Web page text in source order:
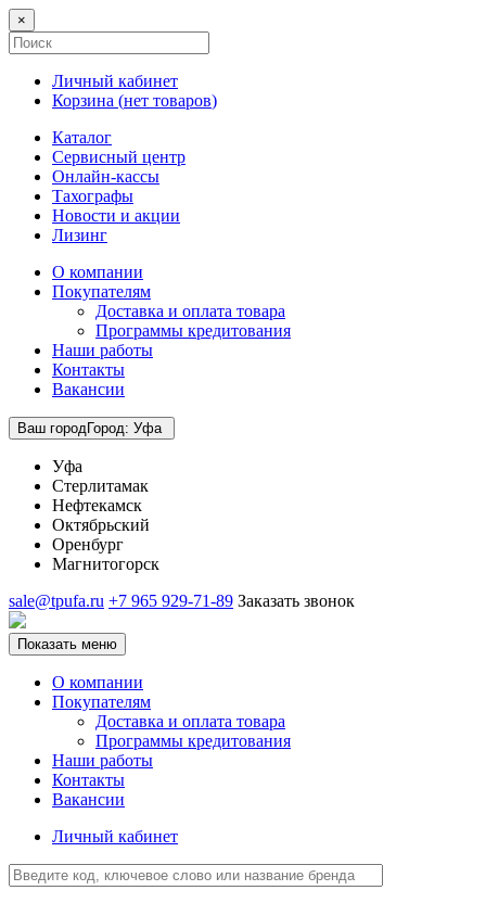
×
Личный кабинет
Корзина (нет товаров)
Каталог
Сервисный центр
Онлайн-кассы
Тахографы
Новости и акции
Лизинг
О компании
Покупателям
Доставка и оплата товара
Программы кредитования
Наши работы
Контакты
Вакансии
Ваш городГород: Уфа
Уфа
Стерлитамак
Нефтекамск
Октябрьский
Оренбург
Магнитогорск
sale@tpufa.ru +7 965 929-71-89 Заказать звонок
Показать меню
О компании
Покупателям
Доставка и оплата товара
Программы кредитования
Наши работы
Контакты
Вакансии
Личный кабинет